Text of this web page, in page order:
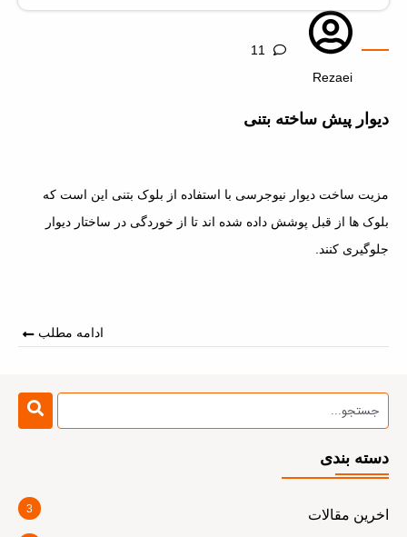
دسته بندی
اخرین مقالات 3
Rezaei
دیوار پیش ساخته بتنی
مزیت ساخت دیوار نیوجرسی با استفاده از بلوک بتنی این است که
بلوک ها از قبل پوشش داده شده اند تا از خوردگی در ساختار دیوار
جلوگیری کنند.
ادامه مطلب